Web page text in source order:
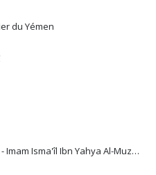
du Yémen
Charh as-sunna - Imam Isma'îl Ibn Yahya Al-Muzanî